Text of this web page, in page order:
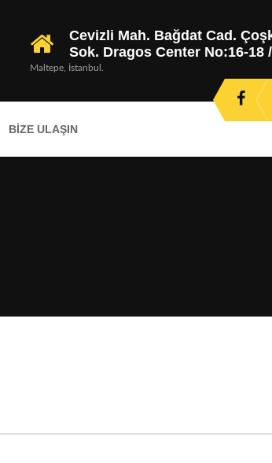
Cevizli Mah. Bağdat Cad.
Sok. Dragos Center No:16-18
Maltepe, İstanbul.
BIZE ULAŞIN